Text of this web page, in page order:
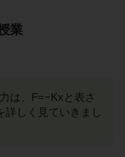
業
は、F=−Kxと表さ
詳しく見ていきまし